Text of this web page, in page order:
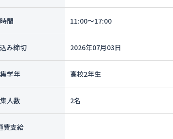
時間 11:00〜17:00
み締切 2026年07月03日
学年 高校2年生
人数 2名
費支給